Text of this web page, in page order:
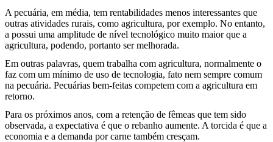
A pecuária, em média, tem rentabilidades menos interessantes que
outras atividades rurais, como agricultura, por exemplo. No entanto,
a possui uma amplitude de nível tecnológico muito maior que a
agricultura, podendo, portanto ser melhorada.
Em outras palavras, quem trabalha com agricultura, normalmente o
faz com um mínimo de uso de tecnologia, fato nem sempre comum
na pecuária. Pecuárias bem-feitas competem com a agricultura em
retorno.
Para os próximos anos, com a retenção de fêmeas que tem sido
observada, a expectativa é que o rebanho aumente. A torcida é que a
economia e a demanda por carne também cresçam.